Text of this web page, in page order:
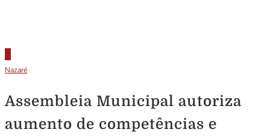
Nazaré
Assembleia Municipal autoriza
aumento de competências e